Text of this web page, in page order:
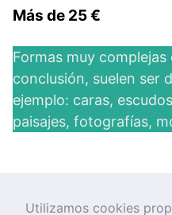
Más de 25 €
Formas muy
conclusión, suelen ser
ejemplo: caras,
paisajes, fotografías,
Utilizamos cookies